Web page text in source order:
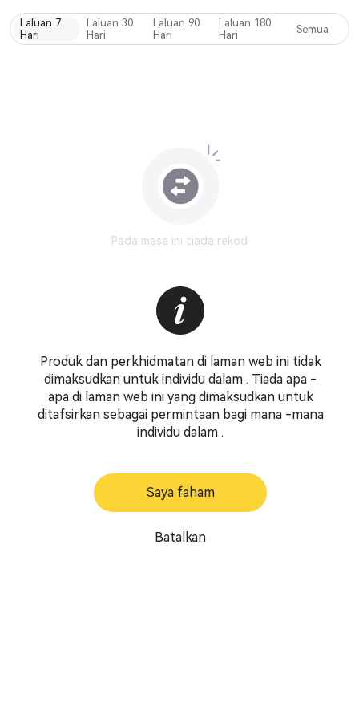
Laluan 7
Hari
Laluan 30
Hari
Laluan 90
Hari
Laluan 180
Hari
Semua
Pada masa ini tiada rekod
Produk dan perkhidmatan di laman web ini tidak
dimaksudkan untuk individu dalam . Tiada apa -
apa di laman web ini yang dimaksudkan untuk
ditafsirkan sebagai permintaan bagi mana -mana
individu dalam .
Saya faham
Batalkan